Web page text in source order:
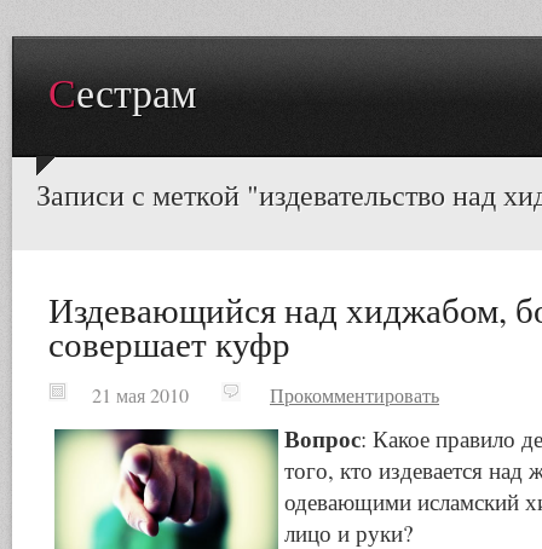
Сестрам
Записи с меткой "издевательство над
Издевающийся над хиджабом,
совершает куфр
21 мая 2010 Прокомментировать
Вопрос: Какое правило
того, кто издевается
одевающими исламский
лицо и руки?